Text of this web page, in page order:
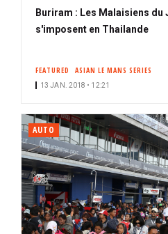
Buriram : Les Malaisiens du
s'imposent en Thailande
FEATURED ASIAN LE MANS SERIES
13 JAN. 2018 • 12:21
AUTO